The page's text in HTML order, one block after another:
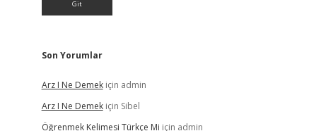
Son Yorumlar
Arz I Ne Demekiçin admin
Arz I Ne Demekiçin Sibel
Öğrenmek Kelimesi Türkçe Mi için admin